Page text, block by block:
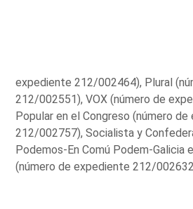
expediente 212/002464), Plural
212/002551), VOX (número de
Popular en el Congreso (número
212/002757), Socialista y
Podemos-En Comú Podem-Galicia
(número de expediente 212/